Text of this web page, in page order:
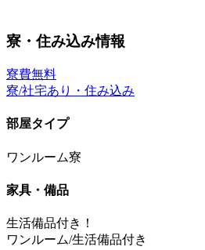
寮・住み込み情報
寮費無料
寮/社宅あり・住み込み
部屋タイプ
ワンルーム寮
家具・備品
生活備品付き！
ワンルーム/生活備品付き